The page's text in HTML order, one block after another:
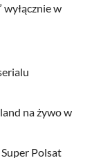
wyłącznie w
na żywo w
Polsat